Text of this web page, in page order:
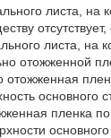
листа, на
отсутствует,
листа, на
отожженной
отожженная
основного
пленка